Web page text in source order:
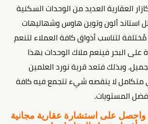
العقارية العديد من الوحدات السكنية
استاند ألون وتوين هاوس وشهاليهات
لتناسب أذواق كافة العملاء لتنعم
على البحر فينعم ملاك الوحدات بهذا
وبذلك فتعد قرية نورد العلمين
متكامل لا ينقصه شيء تتجمع فيه كافة
المستويات.
واحصل على استشارة عقارية مجانية